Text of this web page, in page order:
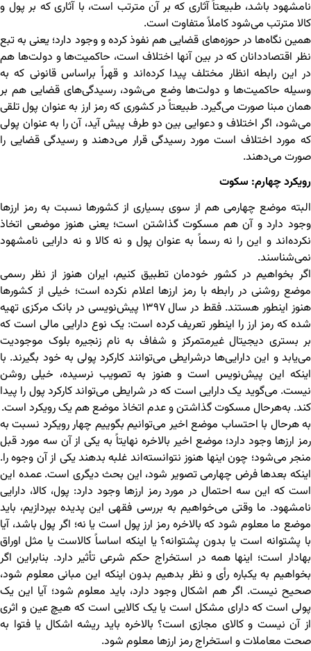
نامشهود باشد، طبیعتاً آثاری که بر آن مترتب است، با آثاری که بر پول و
کالا مترتب می‌شود کاملاً متفاوت است.
همین نگاه‌ها در حوزه‌های قضایی هم نفوذ کرده و وجود دارد؛ یعنی به تبع
نظر اقتصاددانان که در بین آنها اختلاف است، حاکمیت‌ها و دولت‌ها هم
در این رابطه انظار مختلف پیدا کرده‌اند و قهراً براساس قانونی که به
وسیله حاکمیت‌ها و دولت‌ها وضع می‌شود، رسیدگی‌های قضایی هم بر
همان مبنا صورت می‌گیرد. طبیعتاً در کشوری که رمز ارز به عنوان پول تلقی
می‌شود، اگر اختلاف و دعوایی بین دو طرف پیش آید، آن را به عنوان پولی
که مورد اختلاف است مورد رسیدگی قرار می‌دهند و رسیدگی قضایی را
صورت می‌دهند.
رویکرد چهارم: سکوت
البته موضع چهارمی هم از سوی بسیاری از کشورها نسبت به رمز ارزها
وجود دارد و آن هم مسکوت گذاشتن است؛ یعنی هنوز موضعی اتخاذ
نکرده‌اند و این را نه رسماً به عنوان پول و نه کالا و نه دارایی نامشهود
نمی‌شناسند.
اگر بخواهیم در کشور خودمان تطبیق کنیم، ایران هنوز از نظر رسمی
موضع روشنی در رابطه با رمز ارزها اعلام نکرده است؛ خیلی از کشورها
هنوز اینطور هستند. فقط در سال ۱۳۹۷ پیش‌نویسی در بانک مرکزی تهیه
شده که رمز ارز را اینطور تعریف کرده است: یک نوع دارایی مالی است که
بر بستری دیجیتال غیرمتمرکز و شفاف به نام زنجیره بلوک موجودیت
می‌یابد و این دارایی‌ها درشرایطی می‌توانند کارکرد پولی به خود بگیرند. با
اینکه این پیش‌نویس است و هنوز به تصویب نرسیده، خیلی روشن
نیست. می‌گوید یک دارایی است که در شرایطی می‌تواند کارکرد پول را پیدا
کند. به‌هرحال مسکوت گذاشتن و عدم اتخاذ موضع هم یک رویکرد است.
به هرحال با احتساب موضع اخیر می‌توانیم بگوییم چهار رویکرد نسبت به
رمز ارزها وجود دارد؛ موضع اخیر بالاخره نهایتاً به یکی از آن سه مورد قبل
منجر می‌شود؛ چون اینها هنوز نتوانسته‌اند غلبه بدهند یکی از آن وجوه را.
اینکه بعدها فرض چهارمی تصویر شود، این بحث دیگری است. عمده این
است که این سه احتمال در مورد رمز ارزها وجود دارد: پول، کالا، دارایی
نامشهود. ما وقتی می‌خواهیم به بررسی فقهی این پدیده بپردازیم، باید
موضع ما معلوم شود که بالاخره رمز ارز پول است یا نه؛ اگر پول باشد، آیا
با پشتوانه است یا بدون پشتوانه؟ یا اینکه اساساً کالاست یا مثل اوراق
بهادار است؛ اینها همه در استخراج حکم شرعی تأثیر دارد. بنابراین اگر
بخواهیم به یکباره رأی و نظر بدهیم بدون اینکه این مبانی معلوم شود،
صحیح نیست. اگر هم اشکال وجود دارد، باید معلوم شود؛ آیا این یک
پولی است که دارای مشکل است یا یک کالایی است که هیچ عین و اثری
از آن نیست و کالای مجازی است؟ بالاخره باید ریشه اشکال یا فتوا به
صحت معاملات و استخراج رمز ارزها معلوم شود.